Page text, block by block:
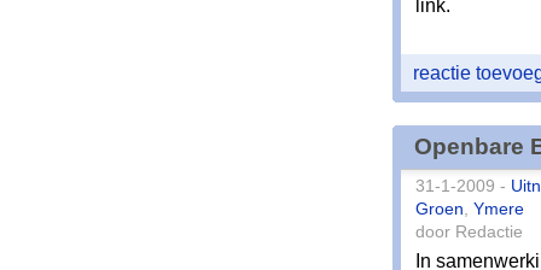
link.
reactie
Openbare
31-1-2009 -
Groen, Ymere
door Redactie
In